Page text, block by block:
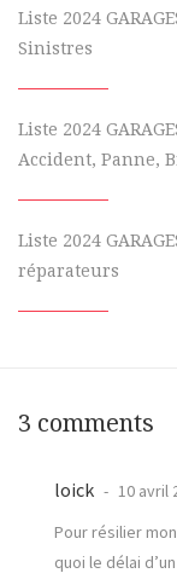
Liste 2024
Sinistres
Liste 2024
Accident, Panne,
Liste 2024
réparateurs
3 comments
loick 10 avril
Pour résilier
quoi le délai